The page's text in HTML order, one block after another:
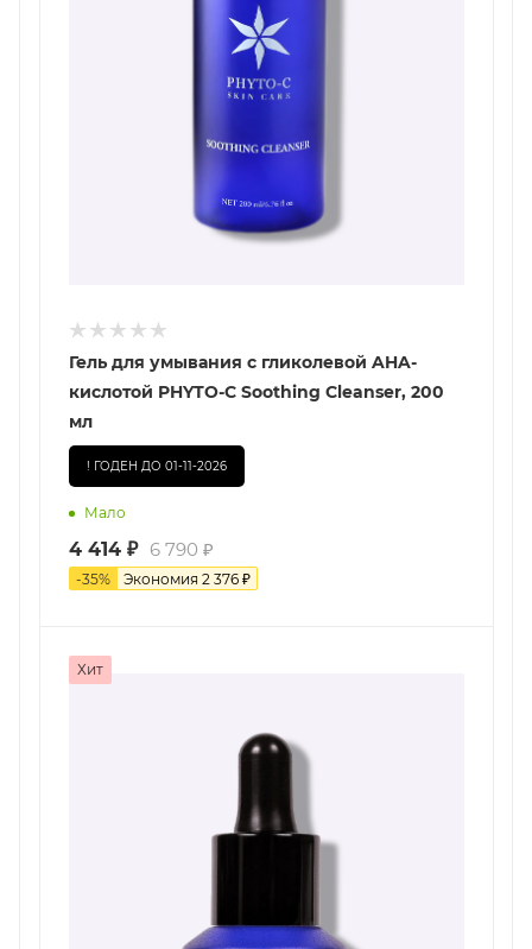
Гель для умывания с гликолевой AHA-
кислотой PHYTO-C Soothing Cleanser, 200
мл
! ГОДЕН ДО 01-11-2026
Мало
4 414 ₽ 6 790 ₽
-35% Экономия 2 376 ₽
Хит